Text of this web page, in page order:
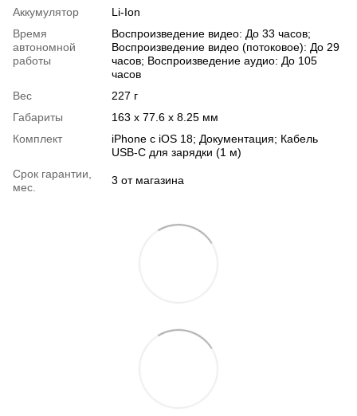
Аккумулятор
Li-Ion
Время
автономной
работы
Воспроизведение видео: До 33 часов;
Воспроизведение видео (потоковое): До 29
часов; Воспроизведение аудио: До 105
часов
Вес
227 г
Габариты
163 х 77.6 х 8.25 мм
Комплект
iPhone с iOS 18; Документация; Кабель
USB-C для зарядки (1 м)
Срок гарантии,
мес.
3 от магазина